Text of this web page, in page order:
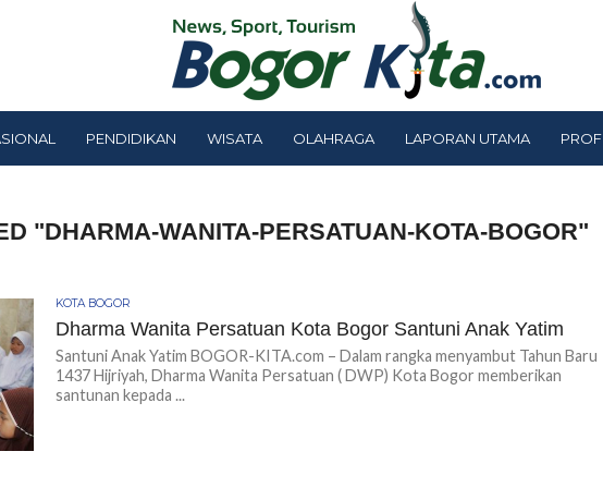
PENDIDIKAN WISATA OLAHRAGA LAPORAN UTAMA
"DHARMA-WANITA-PERSATUAN-KOTA-BOGOR"
KOTA BOGOR
Dharma Wanita Persatuan Kota Bogor Santuni Anak Yatim
Santuni Anak Yatim BOGOR-KITA.com – Dalam rangka menyambut Tahun Baru
1437 Hijriyah, Dharma Wanita Persatuan ( DWP) Kota Bogor memberikan
santunan kepada ...